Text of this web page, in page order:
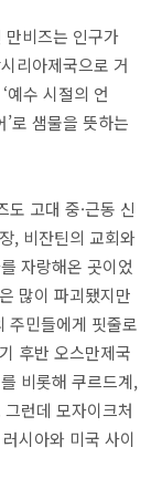
비즈는 인구가
리아제국으로 거
예수 시절의 언
로 샘물을 뜻하는
고대 중·근동 신
, 비잔틴의 교회와
자랑해온 곳이었
많이 파괴됐지만
주민들에게 핏줄로
후반 오스만제국
비롯해 쿠르드계,
런데 모자이크처
시아와 미국 사이